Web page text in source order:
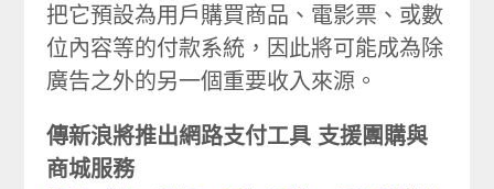
把它預設為用戶購買商品、電影票、或數
位內容等的付款系統，因此將可能成為除
廣告之外的另一個重要收入來源。
傳新浪將推出網路支付工具 支援團購與
商城服務